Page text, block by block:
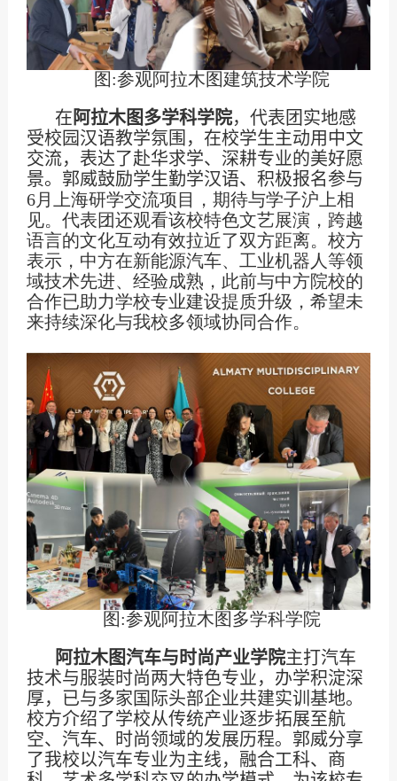
图:参观阿拉木图建筑技术学院
在阿拉木图多学科学院，代表团实地感
受校园汉语教学氛围，在校学生主动用中文
交流，表达了赴华求学、深耕专业的美好愿
景。郭威鼓励学生勤学汉语、积极报名参与
6月上海研学交流项目，期待与学子沪上相
见。代表团还观看该校特色文艺展演，跨越
语言的文化互动有效拉近了双方距离。校方
表示，中方在新能源汽车、工业机器人等领
域技术先进、经验成熟，此前与中方院校的
合作已助力学校专业建设提质升级，希望未
来持续深化与我校多领域协同合作。
图:参观阿拉木图多学科学院
阿拉木图汽车与时尚产业学院主打汽车
技术与服装时尚两大特色专业，办学积淀深
厚，已与多家国际头部企业共建实训基地。
校方介绍了学校从传统产业逐步拓展至航
空、汽车、时尚领域的发展历程。郭威分享
了我校以汽车专业为主线，融合工科、商